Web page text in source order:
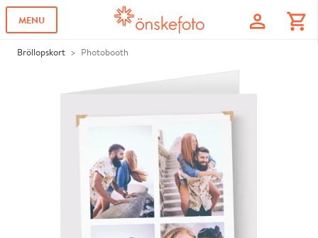
MENU profile shopping_cart
Bröllopskort Photobooth